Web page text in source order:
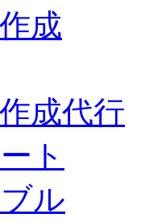
成
成代行
ト
ル